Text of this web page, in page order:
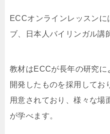
ECCオンラインレッスン
ブ、日本人バイリンガル講
教材はECCが長年の研究に
開発したものを採用してお
用意されており、様々な場
が学べます。